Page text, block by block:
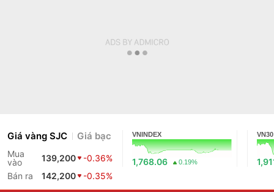
Giá vàng SJC Giá bạc
Mua
vào
139,200
-0.36%
Bán ra
142,200 -0.35%
VNINDEX
1,768.06 0.19%
VN30